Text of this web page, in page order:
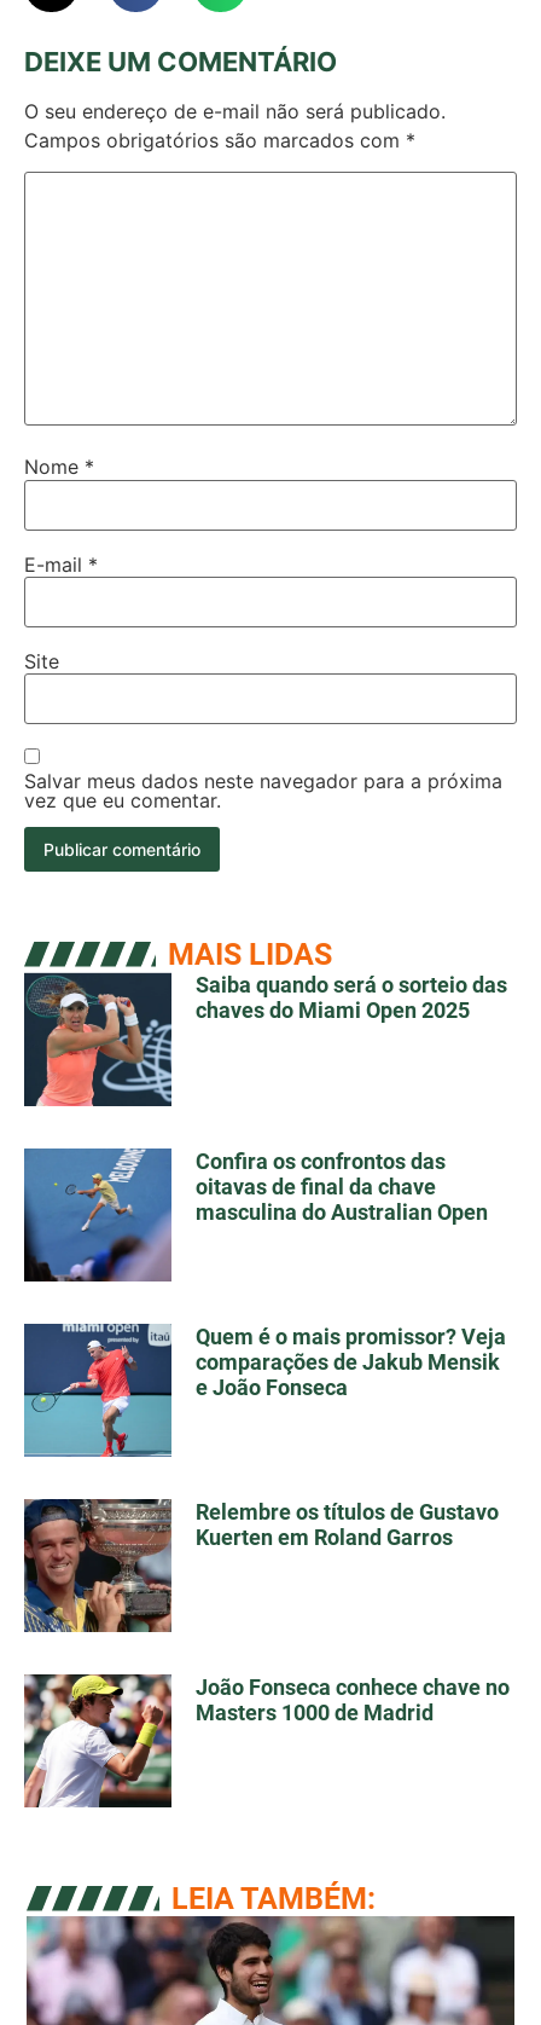
DEIXE UM COMENTÁRIO
O seu endereço de e-mail não será publicado.
Campos obrigatórios são marcados com *
Nome *
E-mail *
Site
Salvar meus dados neste navegador para a próxima
vez que eu comentar.
MAIS LIDAS
Saiba quando será o sorteio das
chaves do Miami Open 2025
Confira os confrontos das
oitavas de final da chave
masculina do Australian Open
Quem é o mais promissor? Veja
comparações de Jakub Mensik
e João Fonseca
Relembre os títulos de Gustavo
Kuerten em Roland Garros
João Fonseca conhece chave no
Masters 1000 de Madrid
LEIA TAMBÉM: